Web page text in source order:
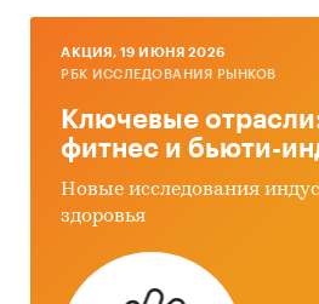
AКЦИЯ, 19 ИЮНЯ 2026
РБК ИССЛЕДОВАНИЯ РЫНКОВ
Ключевые
фитнес и бьюти-
Новые исследования
здоровья